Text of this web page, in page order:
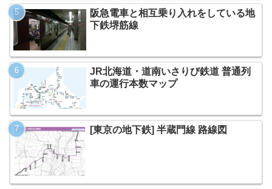
阪急電車と相互乗り入れをしている地
下鉄堺筋線
JR北海道・道南いさりび鉄道 普通列
車の運行本数マップ
[東京の地下鉄] 半蔵門線 路線図